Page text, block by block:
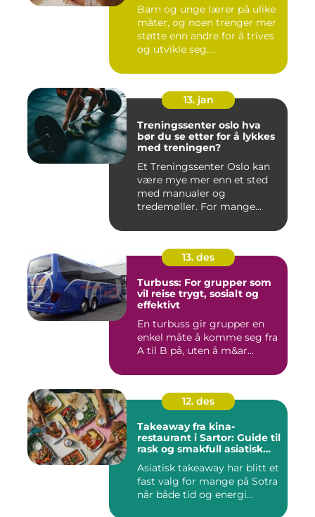
Barn og unge lærer på ulike
måter, og noen trenger mer
støtte enn andre for å trives
og utvikle seg....
13. jan
Treningssenter oslo hva
bør du se etter for å lykkes
med treningen?
Et Treningssenter Oslo kan
være mye mer enn et sted
med manualer og
tredemøller. For mange
13. des
Turbuss: For grupper som
vil reise trygt, sosialt og
effektivt
En turbuss gir grupper en
enkel måte å komme seg fra
A til B på, uten å m&ar...
12. des
Takeaway fra kina-
restaurant i Sartor: Guide til
rask og smakfull asiatisk
Asiatisk takeaway har blitt et
fast valg for mange på Sotra
når både tid og energi...